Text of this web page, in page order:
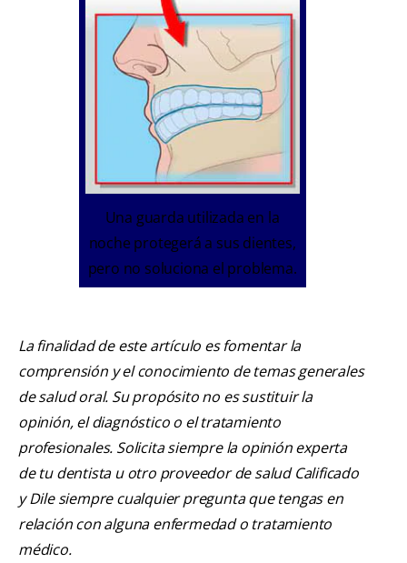
Una guarda utilizada en la
noche protegerá a sus dientes,
pero no soluciona el problema.
La finalidad de este artículo es fomentar la
comprensión y el conocimiento de temas generales
de salud oral. Su propósito no es sustituir la
opinión, el diagnóstico o el tratamiento
profesionales. Solicita siempre la opinión experta
de tu dentista u otro proveedor de salud Calificado
y Dile siempre cualquier pregunta que tengas en
relación con alguna enfermedad o tratamiento
médico.